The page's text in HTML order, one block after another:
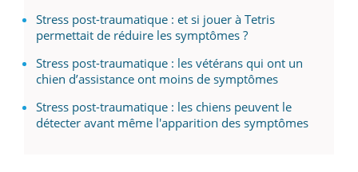
Stress post-traumatique : et si jouer à Tetris
permettait de réduire les symptômes ?
Stress post-traumatique : les vétérans qui ont un
chien d’assistance ont moins de symptômes
Stress post-traumatique : les chiens peuvent le
détecter avant même l'apparition des symptômes